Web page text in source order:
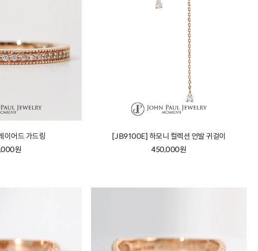
이어드 가드링
원
[JB9100E] 하모니 컬렉션 언발 귀걸이
450,000원